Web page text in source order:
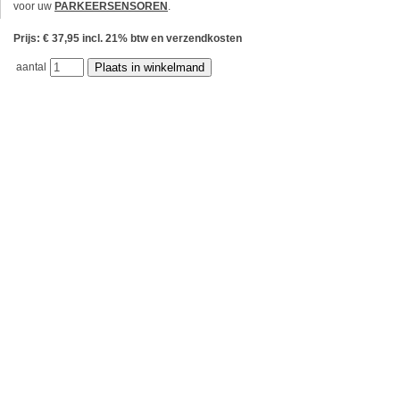
voor uw PARKEERSENSOREN .
Prijs: € 37,95 incl. 21% btw en verzendkosten
aantal